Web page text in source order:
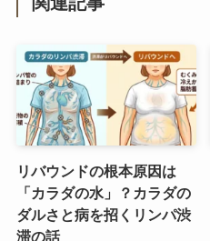
リバウンドの根本原因は
「カラダの水」？カラダの
ダルさと病を招くリンパ渋
滞の話